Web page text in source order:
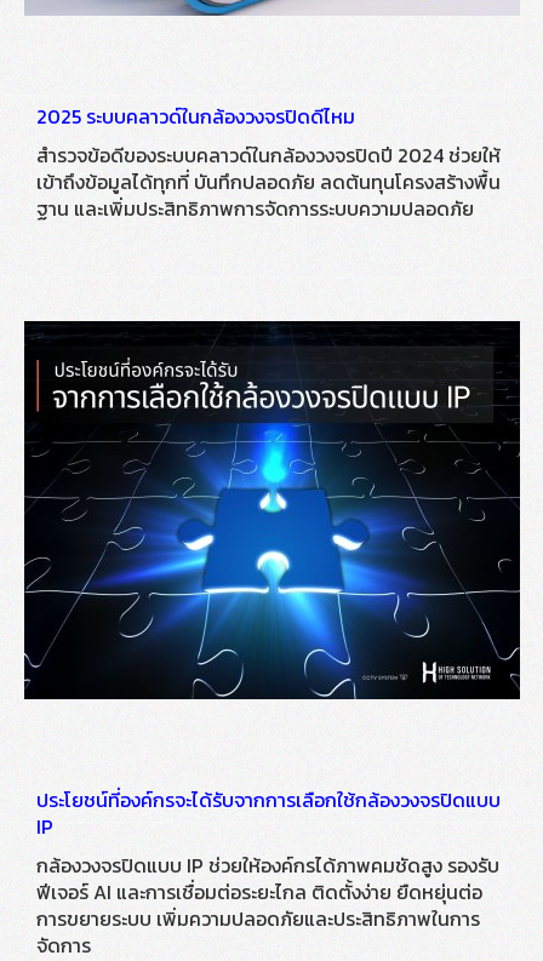
2025 ระบบคลาวด์ในกล้องวงจรปิดดีไหม
สำรวจข้อดีของระบบคลาวด์ในกล้องวงจรปิดปี 2024 ช่วยให้
เข้าถึงข้อมูลได้ทุกที่ บันทึกปลอดภัย ลดต้นทุนโครงสร้างพื้น
ฐาน และเพิ่มประสิทธิภาพการจัดการระบบความปลอดภัย
ประโยชน์ที่องค์กรจะได้รับจากการเลือกใช้กล้องวงจรปิดแบบ
IP
กล้องวงจรปิดแบบ IP ช่วยให้องค์กรได้ภาพคมชัดสูง รองรับ
ฟีเจอร์ AI และการเชื่อมต่อระยะไกล ติดตั้งง่าย ยืดหยุ่นต่อ
การขยายระบบ เพิ่มความปลอดภัยและประสิทธิภาพในการ
จัดการ